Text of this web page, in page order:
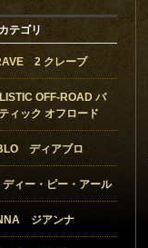
テゴリ
2 クレーブ
OFF-ROAD バ
ィック オフロード
ディアブロ
ディー・ピー・アール
ジアンナ